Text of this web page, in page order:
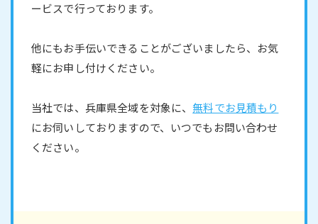
ービスで行っております。
他にもお手伝いできることがございましたら、お気
軽にお申し付けください。
当社では、兵庫県全域を対象に、無料でお見積もり
にお伺いしておりますので、いつでもお問い合わせ
ください。